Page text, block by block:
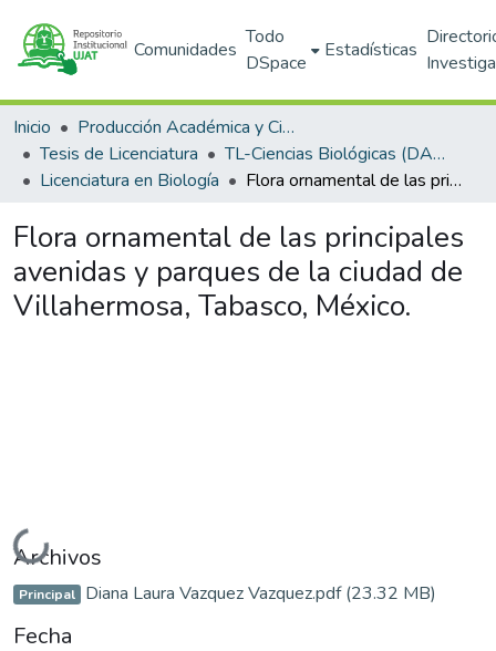
Comunidades
Todo
DSpace
Estadísticas
Inicio
Producción Académica y Científica
Tesis de Licenciatura
TL-Ciencias Biológicas (DACBIOL)
Licenciatura en Biología
Flora ornamental de las principales avenidas y parques de la ciudad de Villahermosa, Tabasco, México.
Flora ornamental de las principales
avenidas y parques de la ciudad de
Villahermosa, Tabasco, México.
Cargando...
Archivos
Principal Diana Laura Vazquez Vazquez.pdf(23.32 MB)
Fecha